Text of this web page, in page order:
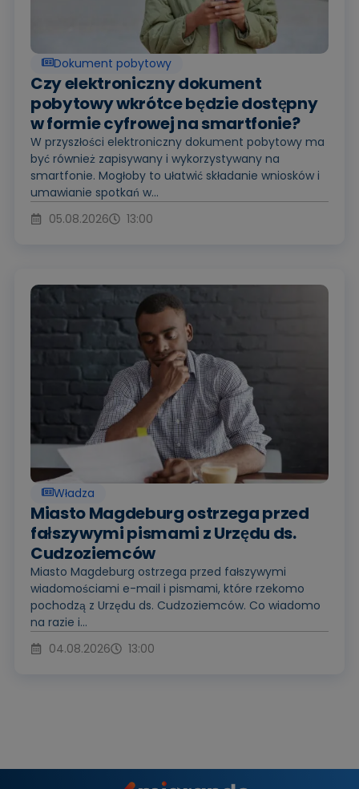
Dokument pobytowy
Czy elektroniczny dokument
pobytowy wkrótce będzie dostępny
w formie cyfrowej na smartfonie?
W przyszłości elektroniczny dokument pobytowy ma
być również zapisywany i wykorzystywany na
smartfonie. Mogłoby to ułatwić składanie wniosków i
umawianie spotkań w...
05.08.2026
13:00
Władza
Miasto Magdeburg ostrzega przed
fałszywymi pismami z Urzędu ds.
Cudzoziemców
Miasto Magdeburg ostrzega przed fałszywymi
wiadomościami e-mail i pismami, które rzekomo
pochodzą z Urzędu ds. Cudzoziemców. Co wiadomo
na razie i...
04.08.2026
13:00